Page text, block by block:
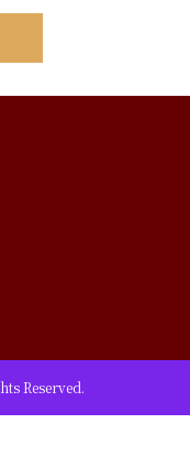
Reserved.